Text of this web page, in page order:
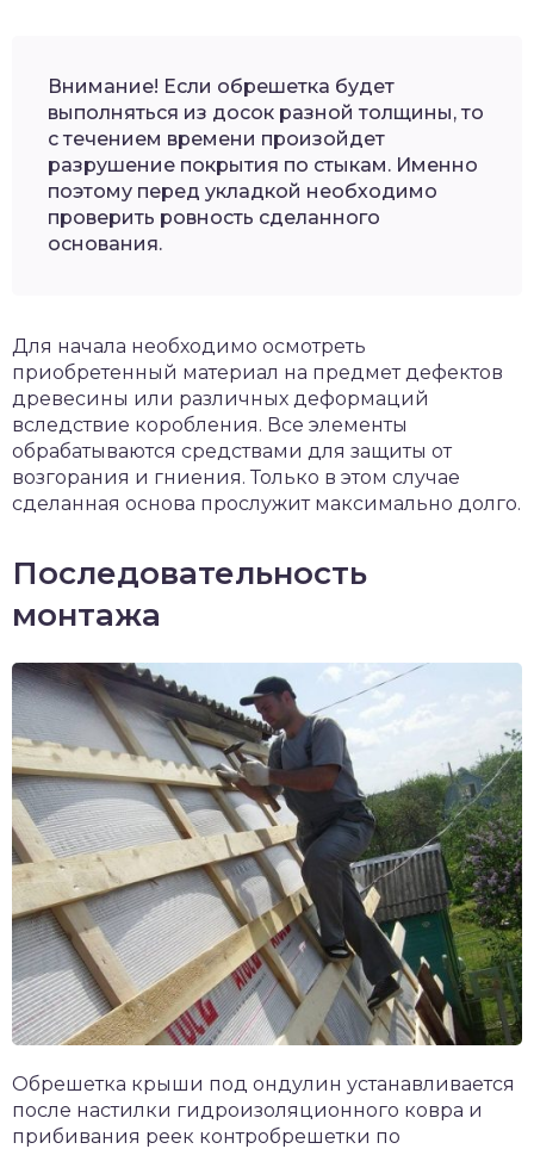
Внимание! Если обрешетка будет
выполняться из досок разной толщины, то
с течением времени произойдет
разрушение покрытия по стыкам. Именно
поэтому перед укладкой необходимо
проверить ровность сделанного
основания.
Для начала необходимо осмотреть
приобретенный материал на предмет дефектов
древесины или различных деформаций
вследствие коробления. Все элементы
обрабатываются средствами для защиты от
возгорания и гниения. Только в этом случае
сделанная основа прослужит максимально долго.
Последовательность
монтажа
Обрешетка крыши под ондулин устанавливается
после настилки гидроизоляционного ковра и
прибивания реек контробрешетки по